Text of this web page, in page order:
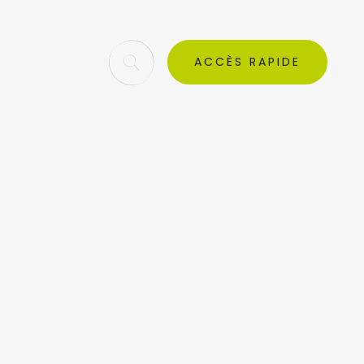
ACCÈS RAPIDE